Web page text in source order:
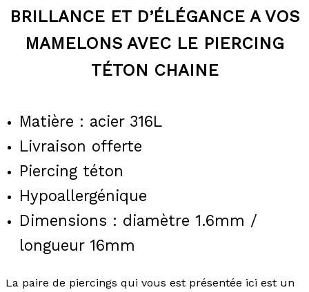
BRILLANCE ET D’ÉLÉGANCE A VOS
MAMELONS AVEC LE PIERCING
TÉTON CHAINE
Matière : acier 316L
Livraison offerte
Piercing téton
Hypoallergénique
Dimensions : diamètre 1.6mm /
longueur 16mm
La paire de piercings qui vous est présentée ici est un